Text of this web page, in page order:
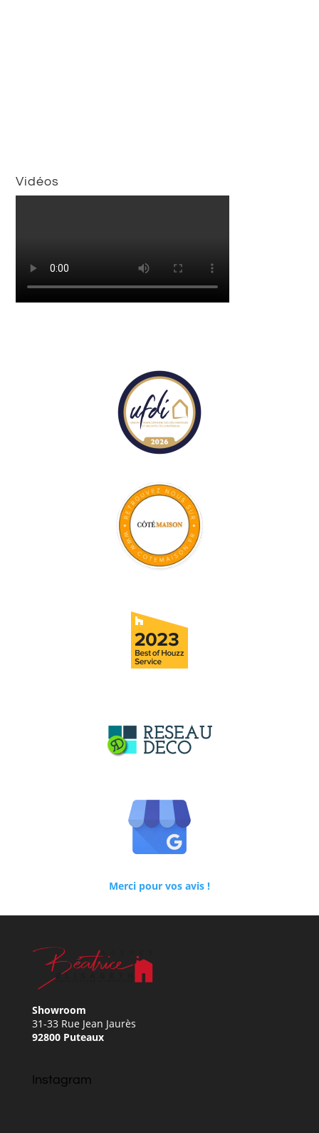
Vidéos
Merci pour vos avis !
Showroom
31-33 Rue Jean Jaurès
92800 Puteaux
Instagram